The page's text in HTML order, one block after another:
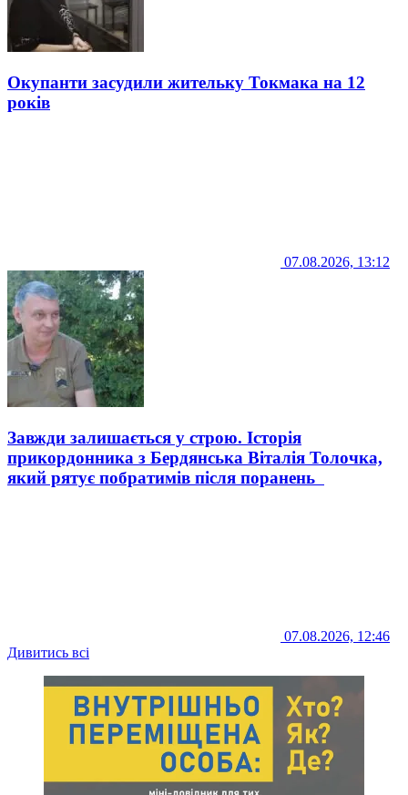
Окупанти засудили жительку Токмака на 12
років
07.08.2026, 13:12
Завжди залишається у строю. Історія
прикордонника з Бердянська Віталія Толочка,
який рятує побратимів після поранень
07.08.2026, 12:46
Дивитись всі